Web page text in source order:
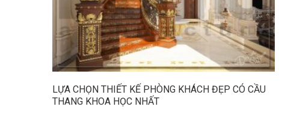
LỰA CHỌN THIẾT KẾ PHÒNG KHÁCH ĐẸP CÓ CẦU
THANG KHOA HỌC NHẤT